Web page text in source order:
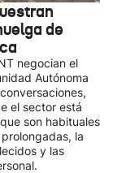
de
negocian el
Autónoma
el sector está
son habituales
la
y las